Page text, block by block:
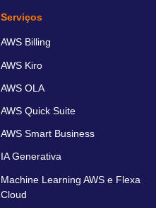
Serviços
AWS Billing
AWS Kiro
AWS OLA
AWS Quick Suite
AWS Smart Business
IA Generativa
Machine Learning AWS e Flexa
Cloud